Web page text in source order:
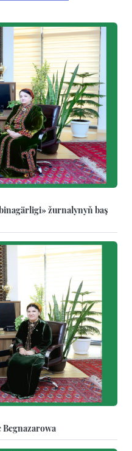
žurnalynyň baş